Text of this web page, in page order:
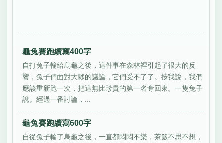
龜兔賽跑續寫400字
自打兔子輸給烏龜之後，這件事在森林裡引起了很大的反
響，兔子們面對大夥的議論，它們受不了了。按我說，我們
應該重新跑一次，把這無比珍貴的第一名奪回來。一隻兔子
說。經過一番討論，...
龜兔賽跑續寫600字
自從兔子輸了烏龜之後，一直都悶悶不樂，茶飯不思不想，